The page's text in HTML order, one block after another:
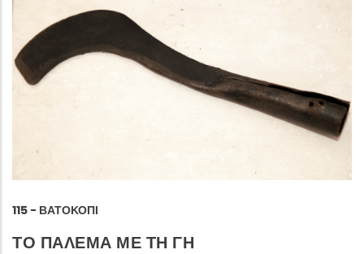
115 - ΒΑΤΟΚΌΠΙ
ΤΟ ΠΑΛΕΜΑ ΜΕ ΤΗ ΓΗ